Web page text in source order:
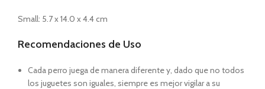
Small: 5.7 x 14.0 x 4.4 cm
Recomendaciones de Uso
Cada perro juega de manera diferente y, dado que no todos
los juguetes son iguales, siempre es mejor vigilar a su